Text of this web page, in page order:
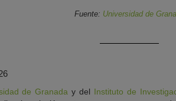
Fuente: Universidad de
de Granada y del Instituto de